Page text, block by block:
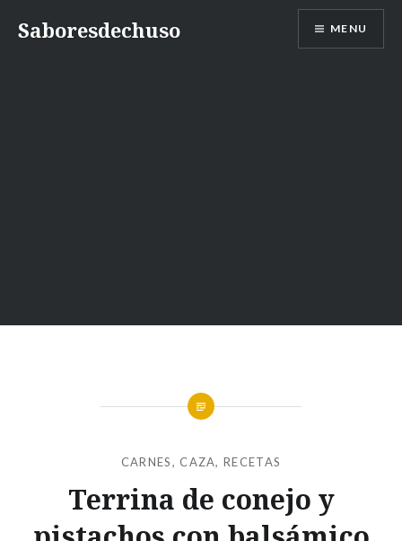
Saboresdechuso MENU
CARNES, CAZA,RECETAS
Terrina de conejo y